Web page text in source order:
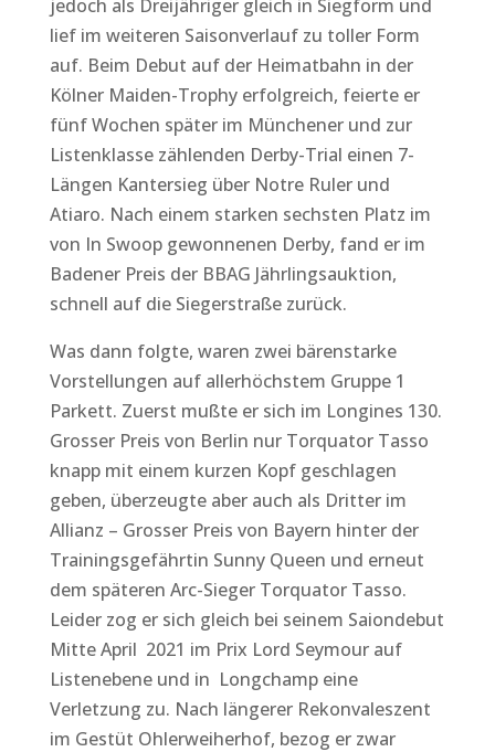
jedoch als Dreijähriger gleich in Siegform und
lief im weiteren Saisonverlauf zu toller Form
auf. Beim Debut auf der Heimatbahn in der
Kölner Maiden-Trophy erfolgreich, feierte er
fünf Wochen später im Münchener und zur
Listenklasse zählenden Derby-Trial einen 7-
Längen Kantersieg über Notre Ruler und
Atiaro. Nach einem starken sechsten Platz im
von In Swoop gewonnenen Derby, fand er im
Badener Preis der BBAG Jährlingsauktion,
schnell auf die Siegerstraße zurück.
Was dann folgte, waren zwei bärenstarke
Vorstellungen auf allerhöchstem Gruppe 1
Parkett. Zuerst mußte er sich im Longines 130.
Grosser Preis von Berlin nur Torquator Tasso
knapp mit einem kurzen Kopf geschlagen
geben, überzeugte aber auch als Dritter im
Allianz – Grosser Preis von Bayern hinter der
Trainingsgefährtin Sunny Queen und erneut
dem späteren Arc-Sieger Torquator Tasso.
Leider zog er sich gleich bei seinem Saiondebut
Mitte April 2021 im Prix Lord Seymour auf
Listenebene und in Longchamp eine
Verletzung zu. Nach längerer Rekonvaleszent
im Gestüt Ohlerweiherhof, bezog er zwar